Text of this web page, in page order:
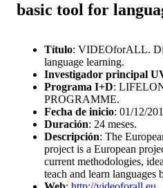
basic tool for
Título: VIDEOforALL.
language learning.
Investigador principal
Programa I+D:
PROGRAMME.
Fecha de inicio: 01/12/
Duración: 24 meses.
Descripción: The
project is a European
current methodologies,
teach and learn